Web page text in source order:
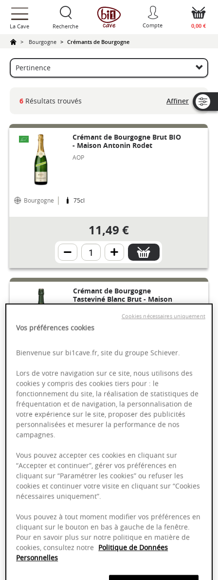
text.skipToContent
text.skipToNavigation
La Cave Recherche Compte 0,00 €
Bourgogne Crémants de Bourgogne
6 Résultats trouvés Affiner
Crémant de Bourgogne Brut BIO
- Maison Antonin Rodet
AOP
Bourgogne 75cl
11,49 €
Crémant de Bourgogne
Tasteviné Blanc Brut - Maison
Veuve Ambal
Bourgogne 75cl
9,59 €
Brut Tradition - Maison Paul
Chollet
AOP
9,79 €
Vos préférences cookies
Bienvenue sur bi1cave.fr, site du groupe Schiever.
Lors de votre navigation sur ce site, nous utilisons des
cookies y compris des cookies tiers pour : le
fonctionnement du site, la réalisation de statistiques de
fréquentation et de navigation, la personnalisation de
votre expérience sur le site, proposer des publicités
personnalisées et mesurer la performance de nos
campagnes.
Vous pouvez accepter ces cookies en cliquant sur
“Accepter et continuer”, gérer vos préférences en
cliquant sur “Paramétrer les cookies” ou refuser les
cookies et continuer votre visite en cliquant sur “Cookies
nécessaires uniquement”.
Vous pouvez à tout moment modifier vos préférences en
cliquant sur le bouton en bas à gauche de la fenêtre.
Pour en savoir plus sur notre politique en matière de
cookies, consultez notre Politique de Données
Personnelles
Cookies nécessaires uniquement